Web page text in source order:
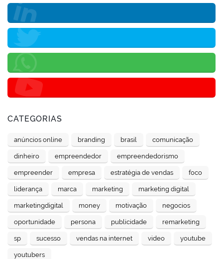
CATEGORIAS
anúncios online branding brasil comunicação
dinheiro empreendedor empreendedorismo
empreender empresa estratégia de vendas foco
liderança marca marketing marketing digital
marketingdigital money motivação negocios
oportunidade persona publicidade remarketing
sp sucesso vendas na internet video youtube
youtubers